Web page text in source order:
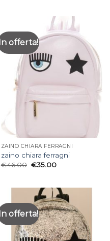
In offerta!
ZAINO CHIARA FERRAGNI
zaino chiara ferragni
€46.00 €35.00
In offerta!